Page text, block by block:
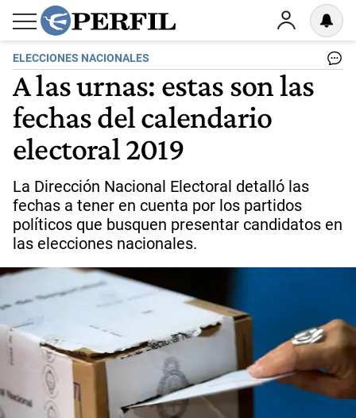
ELECCIONES NACIONALES
A las urnas: estas son las
fechas del calendario
electoral 2019
La Dirección Nacional Electoral detalló las
fechas a tener en cuenta por los partidos
políticos que busquen presentar candidatos en
las elecciones nacionales.